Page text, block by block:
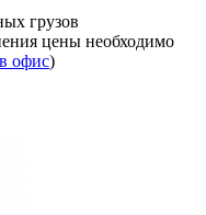
грузов
цены необходимо
офис)